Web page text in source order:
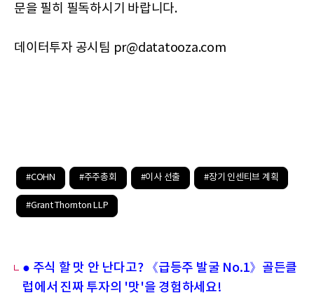
문을 필히 필독하시기 바랍니다.
데이터투자 공시팀 pr@datatooza.com
#COHN #주주총회 #이사 선출 #장기 인센티브 계획
#Grant Thornton LLP
● 주식 할 맛 안 난다고? 《급등주 발굴 No.1》골든클
럽에서 진짜 투자의 '맛'을 경험하세요!